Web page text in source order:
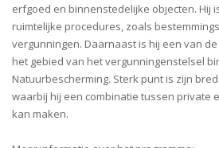
erfgoed en binnenstedelijke objecten. Hij
ruimtelijke procedures, zoals
vergunningen. Daarnaast is hij een van
het gebied van het vergunningenstelsel
Natuurbescherming. Sterk punt is zijn
waarbij hij een combinatie tussen private
kan maken.